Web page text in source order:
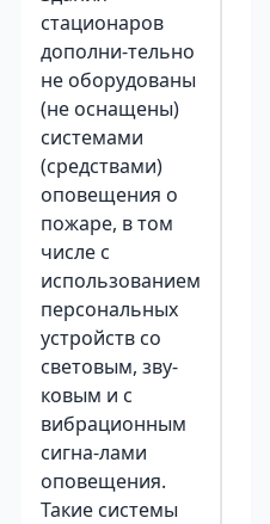
стационаров
дополни-тельно
не оборудованы
(не оснащены)
системами
(средствами)
оповещения о
пожаре, в том
числе с
использованием
персональных
устройств со
световым, зву-
ковым и с
вибрационным
сигна-лами
оповещения.
Такие системы